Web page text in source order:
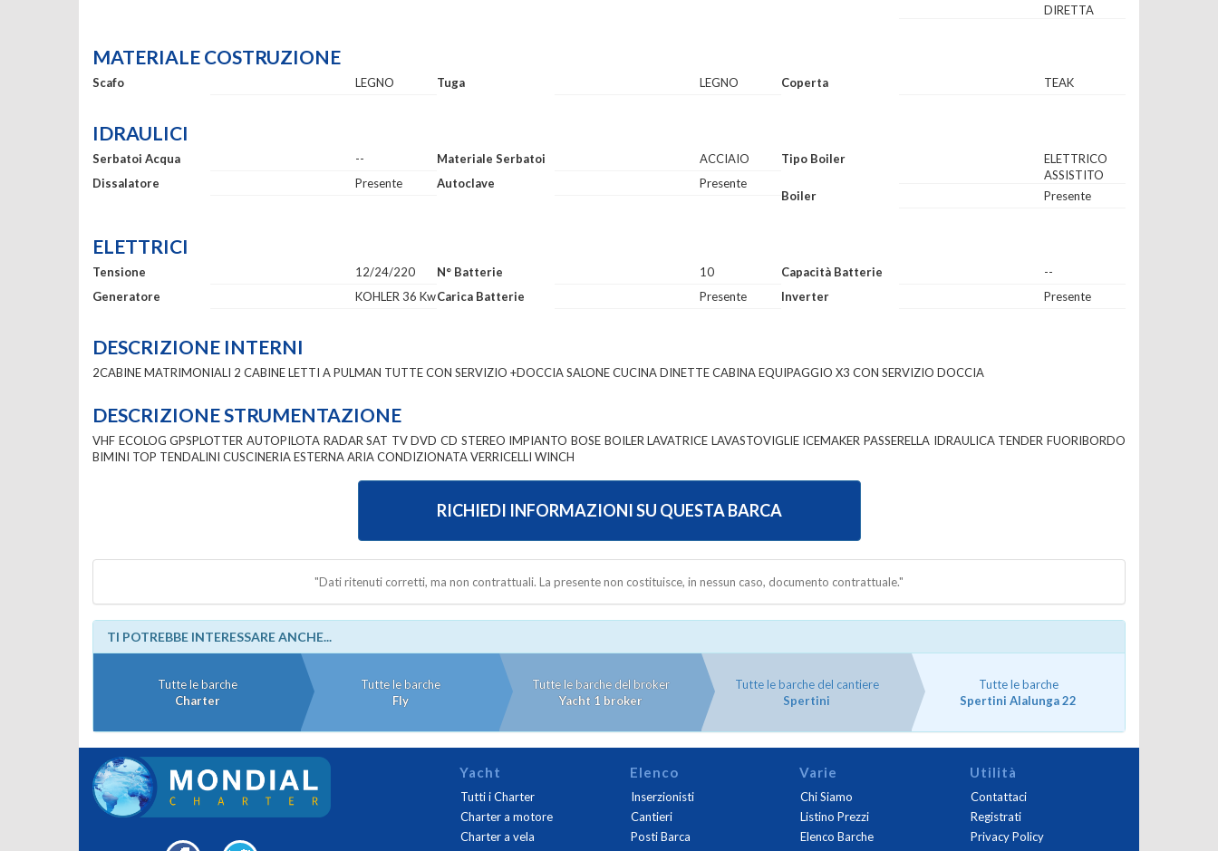
DIRETTA
MATERIALE COSTRUZIONE
Scafo LEGNO Tuga LEGNO Coperta TEAK
IDRAULICI
Serbatoi Acqua
--
Dissalatore
Presente
Materiale Serbatoi
ACCIAIO
Autoclave
Presente
Tipo Boiler
ELETTRICO
ASSISTITO
Boiler
Presente
ELETTRICI
Tensione
12/24/220
Generatore
KOHLER 36 Kw
N° Batterie
10
Carica Batterie
Presente
Capacità Batterie
--
Inverter
Presente
DESCRIZIONE INTERNI
2CABINE MATRIMONIALI 2 CABINE LETTI A PULMAN TUTTE CON SERVIZIO +DOCCIA SALONE CUCINA DINETTE CABINA EQUIPAGGIO X3 CON SERVIZIO DOCCIA
DESCRIZIONE STRUMENTAZIONE
VHF ECOLOG GPSPLOTTER AUTOPILOTA RADAR SAT TV DVD CD STEREO IMPIANTO BOSE BOILER LAVATRICE LAVASTOVIGLIE ICEMAKER PASSERELLA IDRAULICA TENDER FUORIBORDO
BIMINI TOP TENDALINI CUSCINERIA ESTERNA ARIA CONDIZIONATA VERRICELLI WINCH
RICHIEDI INFORMAZIONI SU QUESTA BARCA
"Dati ritenuti corretti, ma non contrattuali. La presente non costituisce, in nessun caso, documento contrattuale."
TI POTREBBE INTERESSARE ANCHE...
Tutte le barche
Charter
Tutte le barche
Fly
Tutte le barche del broker
Yacht 1 broker
Tutte le barche del cantiere
Spertini
Tutte le barche
Spertini Alalunga 22
Yacht
Tutti i Charter
Charter a motore
Charter a vela
Elenco
Inserzionisti
Cantieri
Posti Barca
Varie
Chi Siamo
Listino Prezzi
Elenco Barche
Utilità
Contattaci
Registrati
Privacy Policy